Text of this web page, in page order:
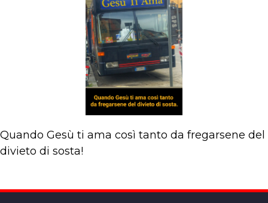
Quando Gesù ti ama così tanto da fregarsene del
divieto di sosta!